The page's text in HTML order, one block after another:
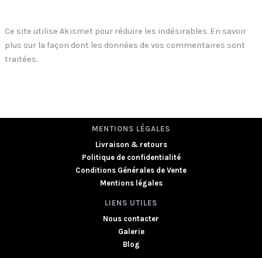
Ce site utilise Akismet pour réduire les indésirables. En savoir
plus sur la façon dont les données de vos commentaires sont
traitées.
MENTIONS LÉGALES
Livraison & retours
Politique de confidentialité
Conditions Générales de Vente
Mentions légales
LIENS UTILES
Nous contacter
Galerie
Blog